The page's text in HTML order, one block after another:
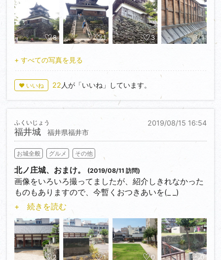
そして、いよいよ錦城山へ。
登城口から入ってすぐ左手にはなんと『贋金造りの洞
窟』なるものがあります。明治元年（1868）新政府よ
り越後戦争に使う弾薬の供出を命じられた大聖寺藩で
したが財政難でお金がない。そこで、なんとこの洞穴
の中で贋金を製造したというのです。しかもそれが公
に流通したというのですから大事です。そしてそれは
後々になって露見、製造責任者であった藩士市橋波江
は全ての責任を一身に背負い切腹させられました。エ
グい。
しかしその子には倍の禄を与えて功に報いたといいま
す。しかしその4年後には廃藩置県。それ、本当に報
われたのでしょうか…。
そんな複雑な心境になりながら周辺に目を遣ります
と、そこには段々畑のように連なる郭の跡が一面に！
虎口の跡もはっきりと残っています。
しかし季節柄、下草のトラップと藪蚊の猛攻が凄
い…。
やはり一際広いのは本丸跡。見所はやはり巨大な櫓台
でしょうか。この上にはどうやら丸岡城天守よりも一
回り大きい、付櫓を伴った大きな櫓が建っていたよう
です。
事が判明してしまい、その座は松本城もしくは犬山城
に明け渡すことになりそうですが、それでもこの古式
の姿を伝える天守の価値が落ちることは決してないで
しょう。
さて早速、丸岡城へ。
明治以降建物は取り壊され、内堀も次第に埋め立てら
れ、現在は外堀の一部と本丸跡を残すだけとなってし
まいました。石垣も天守台とその周辺に残すのみで
す。
垣で見応えありです。しっかり見ておきましょう。
天守の南側に門跡がありますが、そこを下るとすぐに
『雲の井』という井戸があります。丸岡城における現
存唯一の井戸ですが、城が敵に包囲されたときにこの
井戸に住む大蛇が霞を吐いて城の姿を隠して危機を救
ったという伝説があります。別名『霞ヶ城』といいま
すが、その名はここからきています。
天守の東側には『お静の碑』があります。
天正四年（1576）に柴田勝家の甥の柴田勝豊が築城の
際、天守台を築きますが何度も石垣が崩れるので、つ
いに人柱を立てることになりました。
そこで選ばれたのがお静さん。夫に先立たれ、二人の
8 1 3 1
+ すべての写真を見る
♥ いいね 22 人が「いいね」しています。
2019/08/15 16:54
福井城
ふくいじょう
福井県福井市
お城全般 グルメ その他
北ノ庄城、おまけ。 (2019/08/11 訪問)
画像をいろいろ撮ってましたが、紹介しきれなかった
ものもありますので、今暫くおつきあいを(_ _)
公園内にある石碑は日本画家として世界的にも有名な
平山郁夫画伯の筆です。
画伯、なんと柴田勝家公の末裔なんだそうですよ！初
めて知りました…。
+ 続きを読む
2 1 0 0